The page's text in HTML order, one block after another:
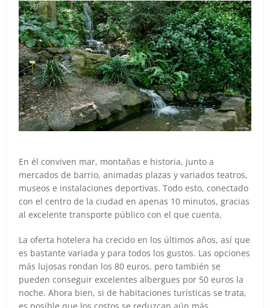
En él conviven mar, montañas e historia, junto a
mercados de barrio, animadas plazas y variados teatros,
museos e instalaciones deportivas. Todo esto, conectado
con el centro de la ciudad en apenas 10 minutos, gracias
al excelente transporte público con el que cuenta.
La oferta hotelera ha crecido en los últimos años, así que
es bastante variada y para todos los gustos. Las opciones
más lujosas rondan los 80 euros, pero también se
pueden conseguir excelentes albergues por 50 euros la
noche. Ahora bien, si de habitaciones turísticas se trata,